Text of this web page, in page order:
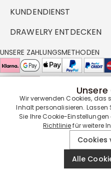
Über Uns
DBG
FAQ
Cookie-Richtlinie
KUNDENDIENST
Versandbedingungen
Rückgabe & Umtausch
Pflegehinweis
DRAWELRY ENTDECKEN
Großhandelsangebot
Drawelry Prime
Bonusprogramm
UNSERE ZAHLUNGSMETHODEN
UNSERE LIEFERPARTNER
UNSERE SERVICEGARANTIE
Wir verwenden Cookies, das
Inhalt personalisieren. Lassen
Sie Ihre Cookie-
Richtliniefür weitere
Cookies
Alle